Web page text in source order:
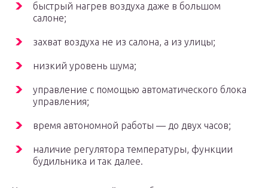
быстрый нагрев воздуха даже в большом
салоне;
захват воздуха не из салона, а из улицы;
низкий уровень шума;
управление с помощью автоматического блока
управления;
время автономной работы — до двух часов;
наличие регулятора температуры, функции
будильника и так далее.